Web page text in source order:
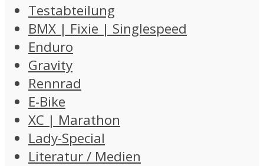
Testabteilung
BMX | Fixie | Singlespeed
Enduro
Gravity
Rennrad
E-Bike
XC | Marathon
Lady-Special
Literatur / Medien